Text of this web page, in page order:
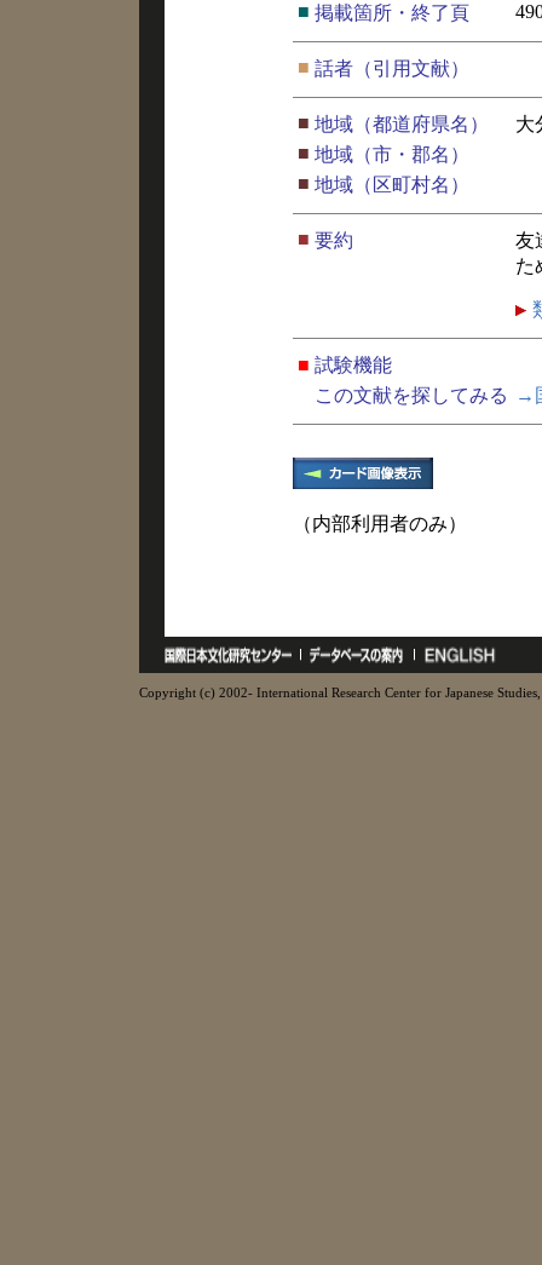
■ 掲載箇所・終了頁
■ 話者（引用文献）
■ 地域（都道府県名）
大
■ 地域（市・郡名）
■ 地域（区町村名）
■ 要約
友
た
■ 試験機能
この文献を探してみる
→
（内部利用者のみ）
Copyright (c) 2002- International Research Center for Japanese